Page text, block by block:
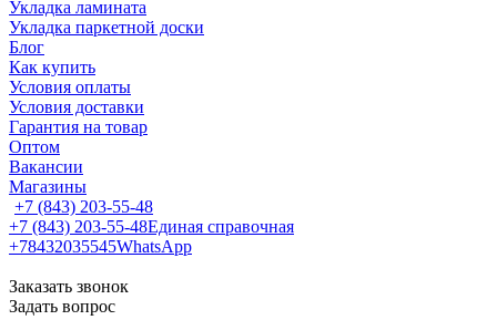
Укладка ламината
Укладка паркетной доски
Блог
Как купить
Условия оплаты
Условия доставки
Гарантия на товар
Оптом
Вакансии
Магазины
+7 (843) 203-55-48
+7 (843) 203-55-48Единая справочная
+78432035545WhatsApp
Заказать звонок
Задать вопрос